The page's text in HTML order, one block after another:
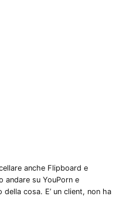
anche Flipboard e
andare su YouPorn e
cosa. E’ un client, non ha